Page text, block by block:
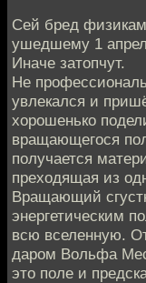
Сей бред
ушедшему 1
Иначе затопчут.
Не
увлекался и
хорошенько
вращающегося
получается
преходящая из
Вращающий
энергетическим
всю вселенную.
даром Вольфа
это поле и